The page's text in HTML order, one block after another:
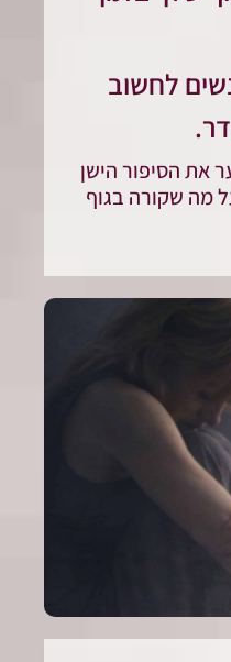
לחשוב
את הסיפור הישן
מה שקורה בגוף